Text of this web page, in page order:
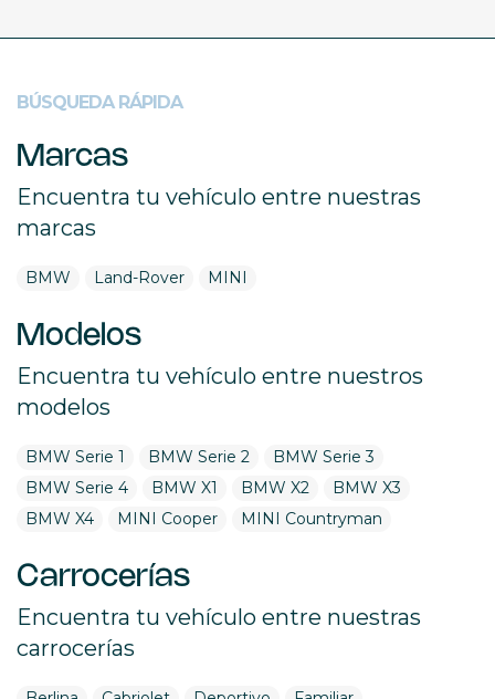
BÚSQUEDA RÁPIDA
Marcas
Encuentra tu vehículo entre nuestras
marcas
BMW Land-Rover MINI
Modelos
Encuentra tu vehículo entre nuestros
modelos
BMW Serie 1 BMW Serie 2
BMW Serie 3
BMW Serie 4
BMW X1 BMW X2
BMW X3
BMW X4
MINI Cooper MINI Countryman
Carrocerías
Encuentra tu vehículo entre nuestras
carrocerías